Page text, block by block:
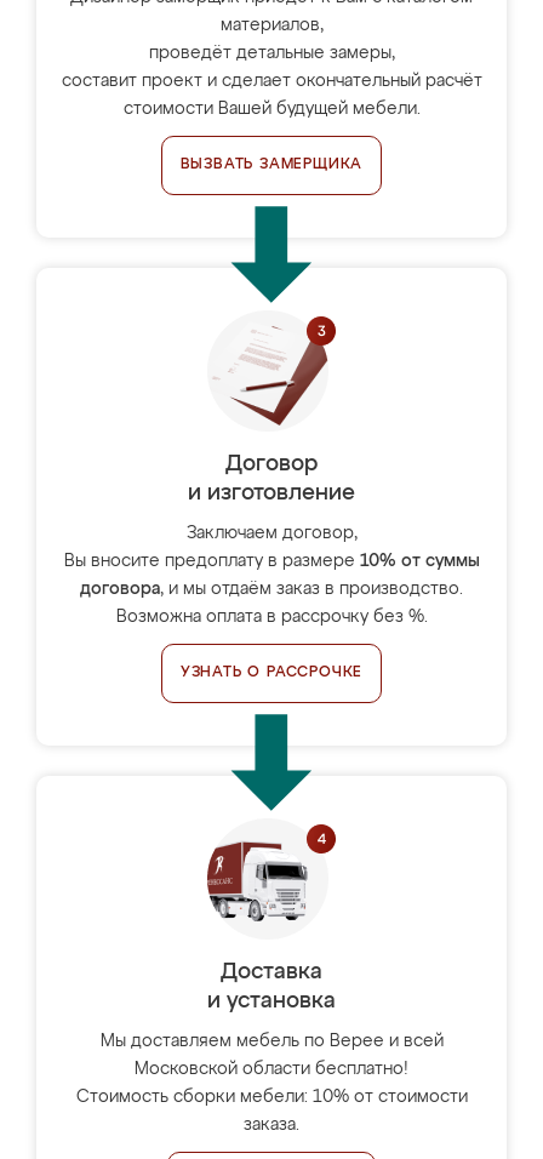
материалов,
проведёт детальные замеры,
составит проект и сделает окончательный расчёт
стоимости Вашей будущей мебели.
ВЫЗВАТЬ ЗАМЕРЩИКА
Договор
и изготовление
Заключаем договор,
Вы вносите предоплату в размере 10% от суммы
договора, и мы отдаём заказ в производство.
Возможна оплата в рассрочку без %.
УЗНАТЬ О РАССРОЧКЕ
Доставка
и установка
Мы доставляем мебель по Верее и всей
Московской области бесплатно!
Стоимость сборки мебели: 10% от стоимости
заказа.